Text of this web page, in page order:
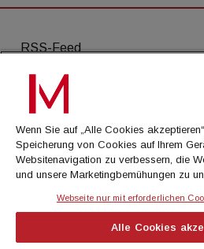
© Cachalot Media House GmbH
RSS-Feed
AGB
Datenschutz
Kontakt
Impressum
Wenn Sie auf „Alle Cookies
Speicherung von Cookies auf Ihrem
Websitenavigation zu verbessern, die
und unsere Marketingbemühungen zu
Webseite nur mit erforderlichen
Alle Cookies